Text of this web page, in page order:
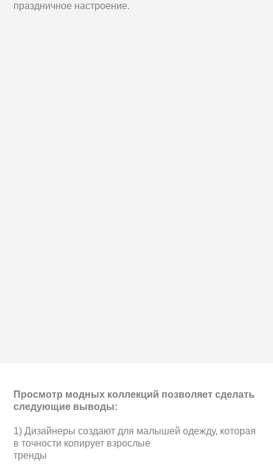
праздничное настроение.
Просмотр модных коллекций позволяет сделать
следующие выводы:
1) Дизайнеры создают для малышей одежду, которая
в точности копирует взрослые
тренды